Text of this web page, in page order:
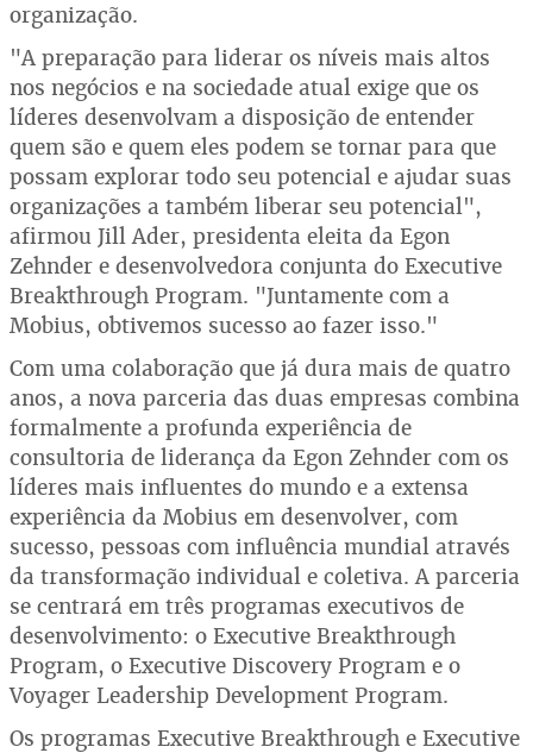
organização.
"A preparação para liderar os níveis mais altos
nos negócios e na sociedade atual exige que os
líderes desenvolvam a disposição de entender
quem são e quem eles podem se tornar para que
possam explorar todo seu potencial e ajudar suas
organizações a também liberar seu potencial",
afirmou Jill Ader, presidenta eleita da Egon
Zehnder e desenvolvedora conjunta do Executive
Breakthrough Program. "Juntamente com a
Mobius, obtivemos sucesso ao fazer isso."
Com uma colaboração que já dura mais de quatro
anos, a nova parceria das duas empresas combina
formalmente a profunda experiência de
consultoria de liderança da Egon Zehnder com os
líderes mais influentes do mundo e a extensa
experiência da Mobius em desenvolver, com
sucesso, pessoas com influência mundial através
da transformação individual e coletiva. A parceria
se centrará em três programas executivos de
desenvolvimento: o Executive Breakthrough
Program, o Executive Discovery Program e o
Voyager Leadership Development Program.
Os programas Executive Breakthrough e Executive